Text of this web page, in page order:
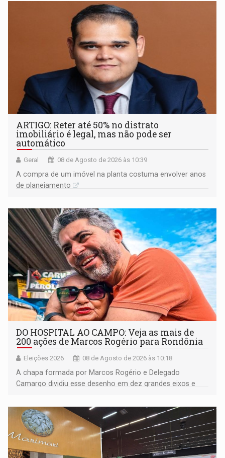
ARTIGO: Reter até 50% no distrato
imobiliário é legal, mas não pode ser
automático
Geral 08 de Agosto de 2026 às 10:39
A compra de um imóvel na planta costuma envolver anos
de planejamento
DO HOSPITAL AO CAMPO: Veja as mais de
200 ações de Marcos Rogério para Rondônia
Eleições 2026 08 de Agosto de 2026 às 10:18
A chapa formada por Marcos Rogério e Delegado
Camargo dividiu esse desenho em dez grandes eixos e